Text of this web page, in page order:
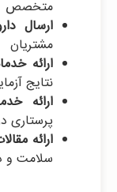
متخصص
ارسال
مشتریان
ارائه
نتایج
ارائه
پرستاری
ارائه
سلامت و